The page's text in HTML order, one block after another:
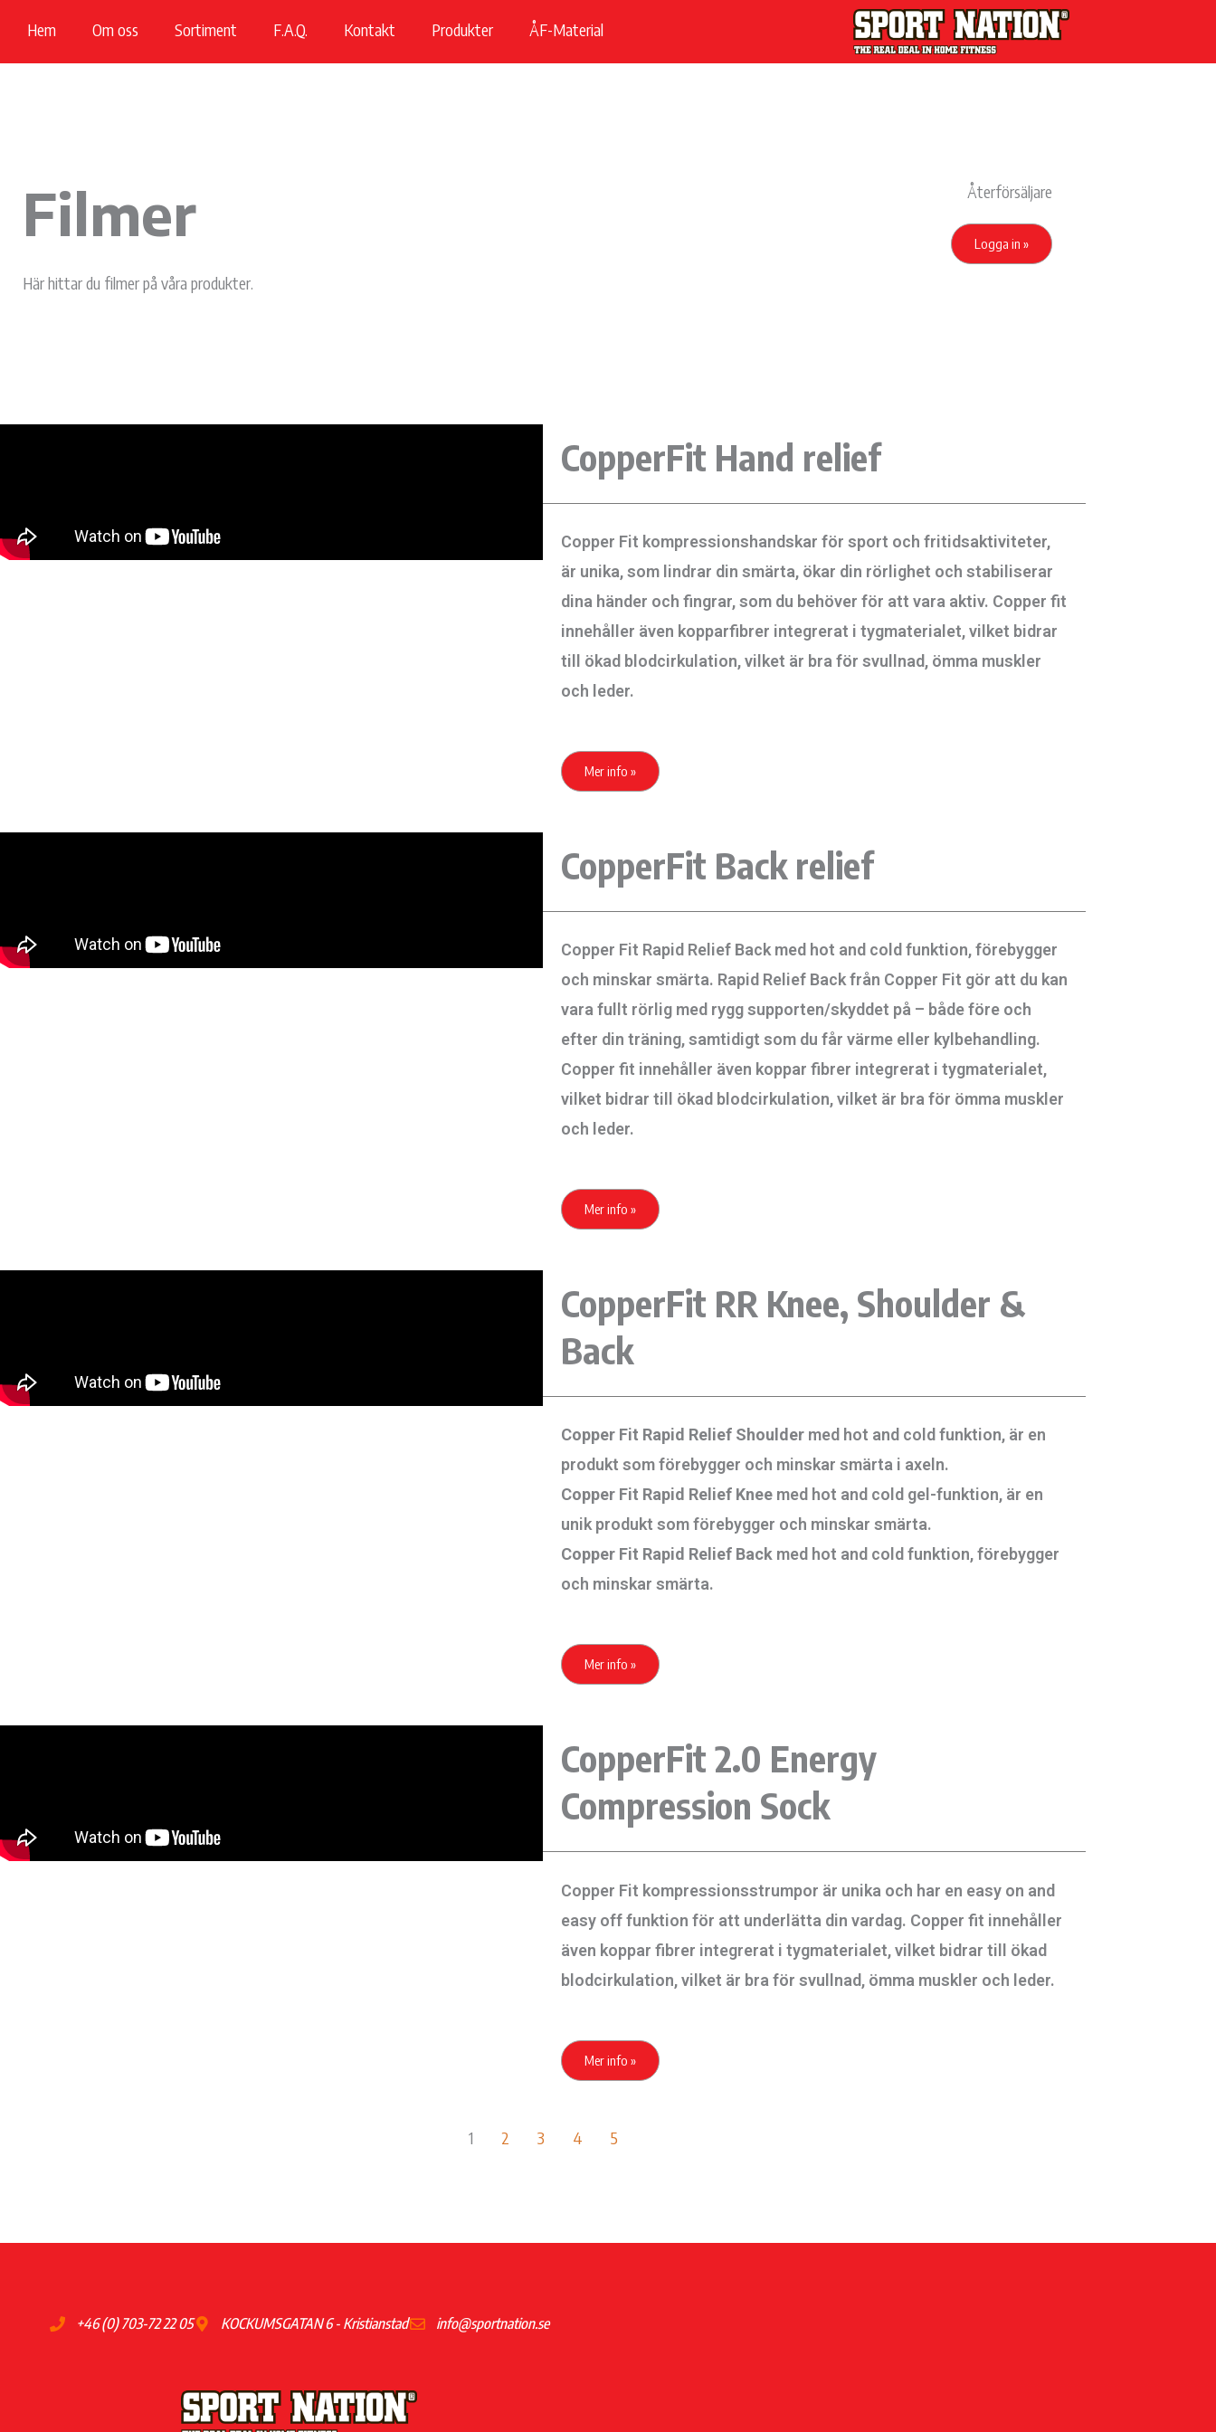
Hem Om oss Sortiment F.A.Q. Kontakt Produkter ÅF-Material
Filmer
Här hittar du filmer på våra produkter.
Återförsäljare
Logga in »
CopperFit Hand relief
Copper Fit kompressionshandskar för sport och fritidsaktiviteter,
är unika, som lindrar din smärta, ökar din rörlighet och stabiliserar
dina händer och fingrar, som du behöver för att vara aktiv. Copper fit
innehåller även kopparfibrer integrerat i tygmaterialet, vilket bidrar
till ökad blodcirkulation, vilket är bra för svullnad, ömma muskler
och leder.
Mer info »
CopperFit Back relief
Copper Fit Rapid Relief Back med hot and cold funktion, förebygger
och minskar smärta. Rapid Relief Back från Copper Fit gör att du kan
vara fullt rörlig med rygg supporten/skyddet på – både före och
efter din träning, samtidigt som du får värme eller kylbehandling.
Copper fit innehåller även koppar fibrer integrerat i tygmaterialet,
vilket bidrar till ökad blodcirkulation, vilket är bra för ömma muskler
och leder.
Mer info »
CopperFit RR Knee, Shoulder &
Back
Copper Fit Rapid Relief Shoulder med hot and cold funktion, är en
produkt som förebygger och minskar smärta i axeln.
Copper Fit Rapid Relief Knee med hot and cold gel-funktion, är en
unik produkt som förebygger och minskar smärta.
Copper Fit Rapid Relief Back med hot and cold funktion, förebygger
och minskar smärta.
Mer info »
CopperFit 2.0 Energy
Compression Sock
Copper Fit kompressionsstrumpor är unika och har en easy on and
easy off funktion för att underlätta din vardag. Copper fit innehåller
även koppar fibrer integrerat i tygmaterialet, vilket bidrar till ökad
blodcirkulation, vilket är bra för svullnad, ömma muskler och leder.
Mer info »
1 2 3
i
4
i
5
+46 (0) 703-72 22 05 KOCKUMSGATAN 6 - Kristianstad info@sportnation.se